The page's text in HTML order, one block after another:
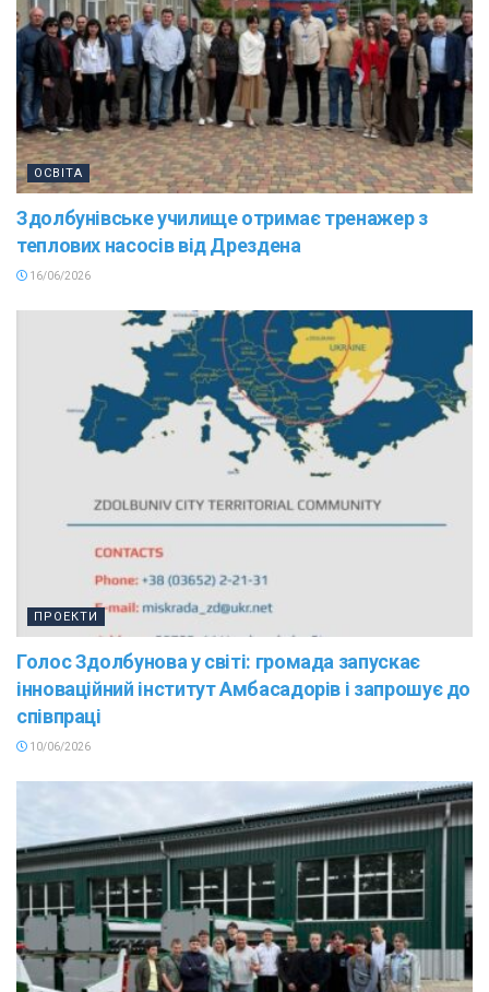
ОСВІТА
Здолбунівське училище отримає тренажер з
теплових насосів від Дрездена
16/06/2026
ПРОЕКТИ
Голос Здолбунова у світі: громада запускає
інноваційний інститут Амбасадорів і запрошує до
співпраці
10/06/2026